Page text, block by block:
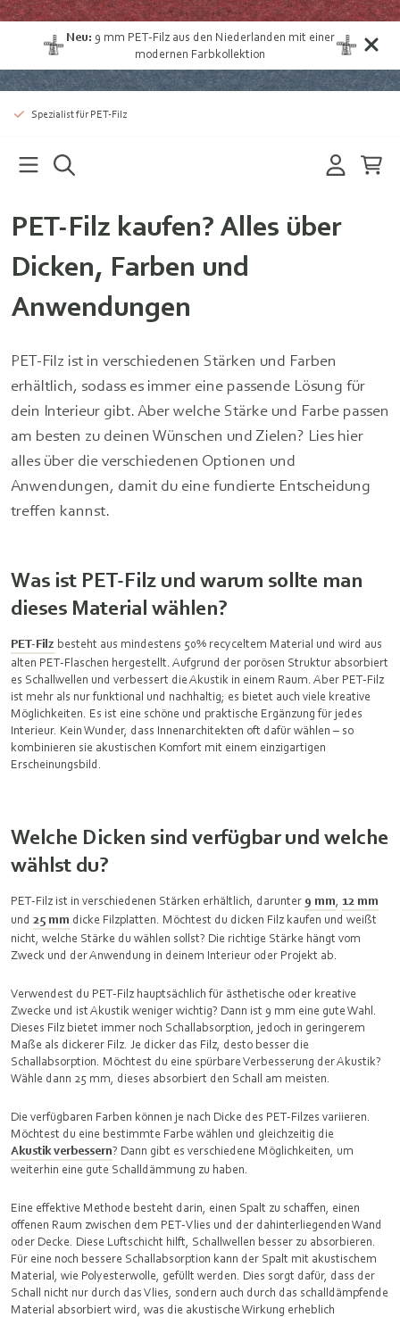
Neu: 9 mm PET-Filz aus den Niederlanden mit einer
modernen Farbkollektion
Spezialist für PET-Filz
PET-Filz kaufen? Alles über
Dicken, Farben und
Anwendungen
PET-Filz ist in verschiedenen Stärken und Farben
erhältlich, sodass es immer eine passende Lösung für
dein Interieur gibt. Aber welche Stärke und Farbe passen
am besten zu deinen Wünschen und Zielen? Lies hier
alles über die verschiedenen Optionen und
Anwendungen, damit du eine fundierte Entscheidung
treffen kannst.
Was ist PET-Filz und warum sollte man
dieses Material wählen?
PET-Filz besteht aus mindestens 50% recyceltem Material und wird aus
alten PET-Flaschen hergestellt. Aufgrund der porösen Struktur absorbiert
es Schallwellen und verbessert die Akustik in einem Raum. Aber PET-Filz
ist mehr als nur funktional und nachhaltig; es bietet auch viele kreative
Möglichkeiten. Es ist eine schöne und praktische Ergänzung für jedes
Interieur. Kein Wunder, dass Innenarchitekten oft dafür wählen – so
kombinieren sie akustischen Komfort mit einem einzigartigen
Erscheinungsbild.
Welche Dicken sind verfügbar und welche
wählst du?
PET-Filz ist in verschiedenen Stärken erhältlich, darunter 9 mm 12 mm
und 25 mm dicke Filzplatten. Möchtest du dicken Filz kaufen und weißt
nicht, welche Stärke du wählen sollst? Die richtige Stärke hängt vom
Zweck und der Anwendung in deinem Interieur oder Projekt ab.
Verwendest du PET-Filz hauptsächlich für ästhetische oder kreative
Zwecke und ist Akustik weniger wichtig? Dann ist 9 mm eine gute Wahl.
Dieses Filz bietet immer noch Schallabsorption, jedoch in geringerem
Maße als dickerer Filz. Je dicker das Filz, desto besser die
Schallabsorption. Möchtest du eine spürbare Verbesserung der Akustik?
Wähle dann 25 mm, dieses absorbiert den Schall am meisten.
Die verfügbaren Farben können je nach Dicke des PET-Filzes variieren.
Möchtest du eine bestimmte Farbe wählen und gleichzeitig die
Akustik verbessern? Dann gibt es verschiedene Möglichkeiten, um
weiterhin eine gute Schalldämmung zu haben.
Eine effektive Methode besteht darin, einen Spalt zu schaffen, einen
offenen Raum zwischen dem PET-Vlies und der dahinterliegenden Wand
oder Decke. Diese Luftschicht hilft, Schallwellen besser zu absorbieren.
Für eine noch bessere Schallabsorption kann der Spalt mit akustischem
Material, wie Polyesterwolle, gefüllt werden. Dies sorgt dafür, dass der
Schall nicht nur durch das Vlies, sondern auch durch das schalldämpfende
Material absorbiert wird, was die akustische Wirkung erheblich